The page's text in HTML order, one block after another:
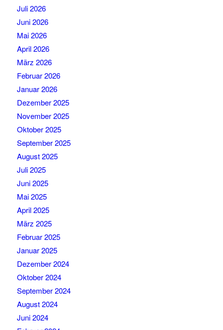
Juli 2026
Juni 2026
Mai 2026
April 2026
März 2026
Februar 2026
Januar 2026
Dezember 2025
November 2025
Oktober 2025
September 2025
August 2025
Juli 2025
Juni 2025
Mai 2025
April 2025
März 2025
Februar 2025
Januar 2025
Dezember 2024
Oktober 2024
September 2024
August 2024
Juni 2024